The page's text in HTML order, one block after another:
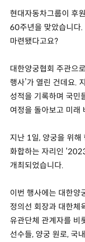
현대자동차그룹이 후
60주년을 맞았습니다
마련됐다고요?
대한양궁협회 주관으
행사’가 열린 건데요.
성적을 기록하며 국민
여정을 돌아보고 미래
지난 1일, 양궁을 위해
화합하는 자리인
개최되었습니다.
이번 행사에는 대한양
정의선 회장과 대한체
유관단체 관계자를 비
선수들, 양궁 원로, 국